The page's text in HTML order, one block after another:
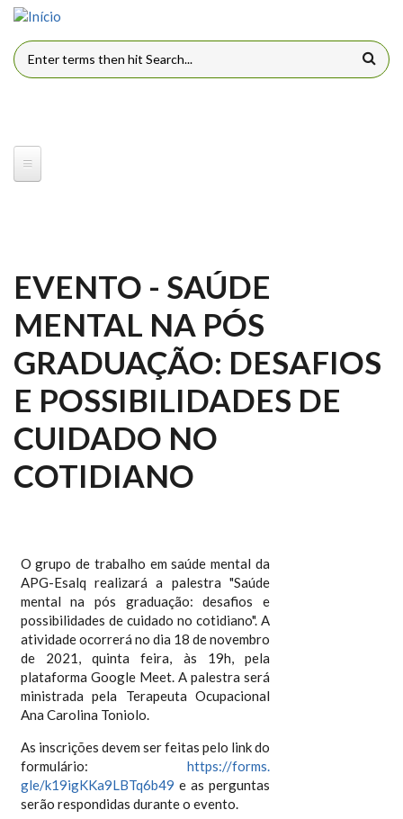
Pular para o conteúdo principal
FORMULÁRIO DE BUSCA
EVENTO - SAÚDE
MENTAL NA PÓS
GRADUAÇÃO: DESAFIOS
E POSSIBILIDADES DE
CUIDADO NO
COTIDIANO
O grupo de trabalho em saúde mental da
APG-Esalq realizará a palestra "Saúde
mental na pós graduação: desafios e
possibilidades de cuidado no cotidiano". A
atividade ocorrerá no dia 18 de novembro
de 2021, quinta feira, às 19h, pela
plataforma Google Meet. A palestra será
ministrada pela Terapeuta Ocupacional
Ana Carolina Toniolo.
As inscrições devem ser feitas pelo link do
formulário:https://forms.
gle/k19igKKa9LBTq6b49 e as perguntas
serão respondidas durante o evento.